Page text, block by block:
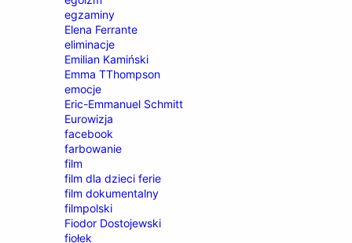
egzaminy
Elena Ferrante
eliminacje
Emilian Kamiński
Emma TThompson
emocje
Eric-Emmanuel Schmitt
Eurowizja
facebook
farbowanie
film
film dla dzieci ferie
film dokumentalny
filmpolski
Fiodor Dostojewski
fiołek